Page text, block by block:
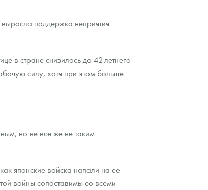
поддержка неприятия
в стране снизилось до 42-летнего
силу, хотя при этом больше
но не все же не таким
японские войска напали на ее
войны сопоставимы со всеми